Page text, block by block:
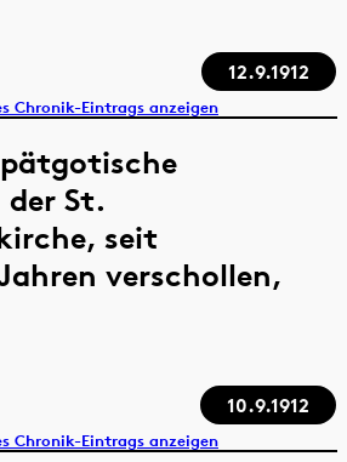
12.9.1912
Chronik-Eintrags anzeigen
St.
seit
verschollen,
10.9.1912
Chronik-Eintrags anzeigen